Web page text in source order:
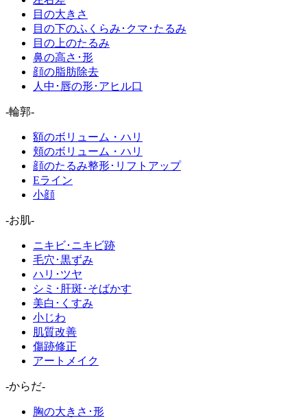
目の大きさ
目の下のふくらみ･クマ･たるみ
目の上のたるみ
鼻の高さ･形
顔の脂肪除去
人中･唇の形･アヒル口
-輪郭-
額のボリューム・ハリ
頬のボリューム・ハリ
顔のたるみ整形･リフトアップ
Eライン
小顔
-お肌-
ニキビ･ニキビ跡
毛穴･黒ずみ
ハリ･ツヤ
シミ･肝斑･そばかす
美白･くすみ
小じわ
肌質改善
傷跡修正
アートメイク
-からだ-
胸の大きさ･形